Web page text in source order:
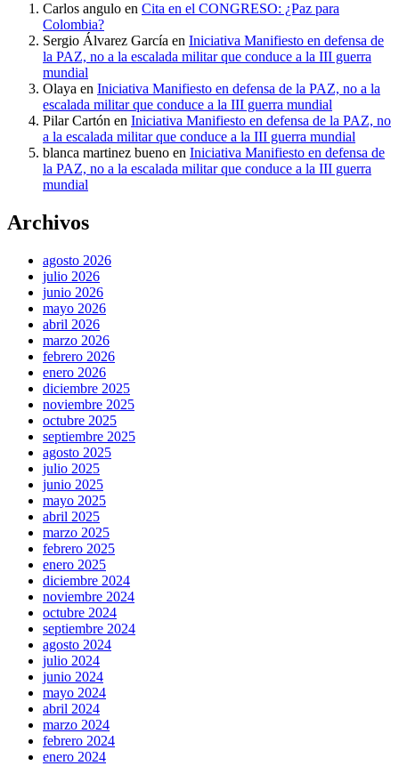
Carlos angulo en Cita en el CONGRESO: ¿Paz para
Colombia?
Sergio Álvarez García en Iniciativa Manifiesto en defensa de
la PAZ, no a la escalada militar que conduce a la III guerra
mundial
Olaya en Iniciativa Manifiesto en defensa de la PAZ, no a la
escalada militar que conduce a la III guerra mundial
Pilar Cartón en Iniciativa Manifiesto en defensa de la PAZ, no
a la escalada militar que conduce a la III guerra mundial
blanca martinez bueno en Iniciativa Manifiesto en defensa de
la PAZ, no a la escalada militar que conduce a la III guerra
mundial
Archivos
agosto 2026
julio 2026
junio 2026
mayo 2026
abril 2026
marzo 2026
febrero 2026
enero 2026
diciembre 2025
noviembre 2025
octubre 2025
septiembre 2025
agosto 2025
julio 2025
junio 2025
mayo 2025
abril 2025
marzo 2025
febrero 2025
enero 2025
diciembre 2024
noviembre 2024
octubre 2024
septiembre 2024
agosto 2024
julio 2024
junio 2024
mayo 2024
abril 2024
marzo 2024
febrero 2024
enero 2024